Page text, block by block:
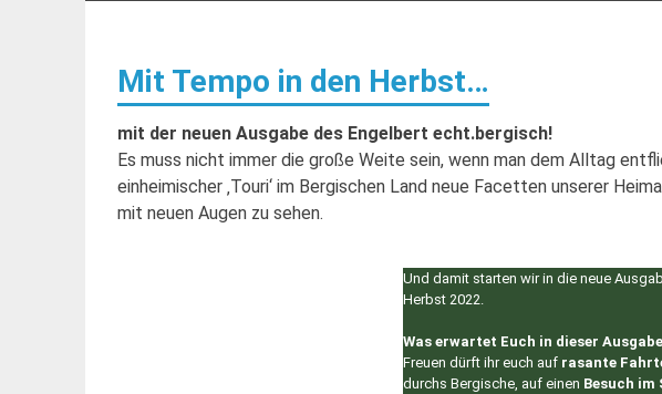
Mit Tempo in den Herbst…
mit der neuen Ausgabe des Engelbert echt.bergisch!
Es muss nicht immer die große Weite sein, wenn man dem Alltag
einheimischer ‚Touri‘ im Bergischen Land neue Facetten unserer
mit neuen Augen zu sehen.
Und damit starten wir in die neue
Herbst 2022.
Was erwartet Euch in dieser
Freuen dürft ihr euch auf rasante
durchs Bergische, auf einen Besuch